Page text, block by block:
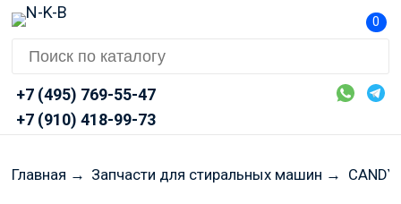
0
+7 (495) 769-55-47
+7 (910) 418-99-73
Главная → Запчасти для стиральных машин → CANDY